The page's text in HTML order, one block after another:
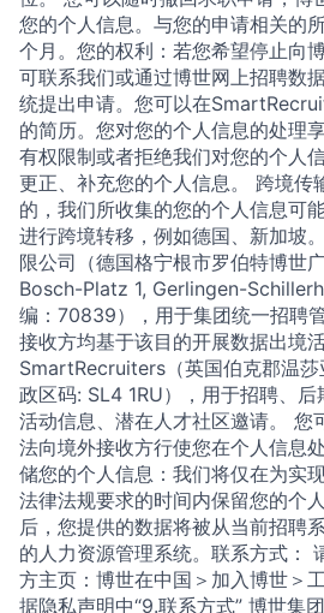
您的个人信息。与您的申请相关的
个月。您的权利：若您希望停止向
可联系我们或通过博世网上招聘数
统提出申请。您可以在
的简历。您对您的个人信息的处理
有权限制或者拒绝我们对您的个人
更正、补充您的个人信息。 跨境传
的，我们所收集的您的个人信息可
进行跨境转移，例如德国、新加坡
限公司（德国格宁根市罗伯特博世
Bosch-Platz 1, Gerlingen-
编：70839），用于集团统一招聘
接收方均基于该目的开展数据出境
SmartRecruiters（英国伯克郡温
政区码: SL4 1RU），用于招聘、
活动信息、潜在人才社区邀请。 您
法向境外接收方行使您在个人信息
储您的个人信息：我们将仅在为实
法律法规要求的时间内保留您的个
后，您提供的数据将被从当前招聘
的人力资源管理系统。联系方式：
方主页：博世在中国＞加入博世＞
据隐私声明中“9.联系方式” 博世集